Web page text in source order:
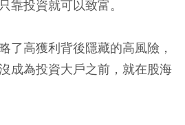
靠投資就可以致富。
了高獲利背後隱藏的高風險，
成為投資大戶之前，就在股海